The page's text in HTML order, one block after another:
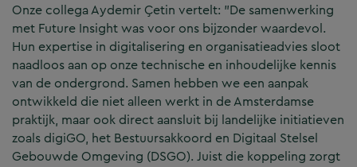
Onze collega Aydemir Çetin vertelt: ”De samenwerking
met Future Insight was voor ons bijzonder waardevol.
Hun expertise in digitalisering en organisatieadvies sloot
naadloos aan op onze technische en inhoudelijke kennis
van de ondergrond. Samen hebben we een aanpak
ontwikkeld die niet alleen werkt in de Amsterdamse
praktijk, maar ook direct aansluit bij landelijke initiatieven
zoals digiGO, het Bestuursakkoord en Digitaal Stelsel
Gebouwde Omgeving (DSGO). Juist die koppeling zorgt